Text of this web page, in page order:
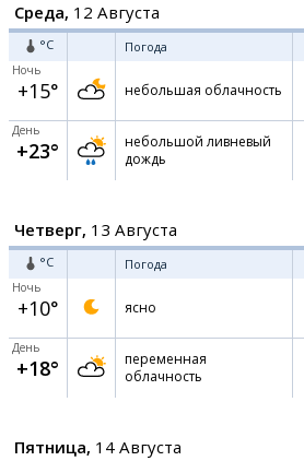
Среда, 12 Августа
°C Погода
Ночь
+15° небольшая облачность
День
+23°
небольшой ливневый
дождь
Четверг, 13 Августа
°C Погода
Ночь
+10° ясно
День
+18°
переменная
облачность
Пятница, 14 Августа